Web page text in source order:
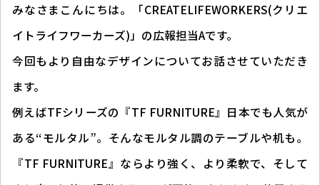
みなさまこんにちは。「CREATELIFEWORKERS(クリエ
イトライフワーカーズ)」の広報担当Aです。
今回もより自由なデザインについてお話させていただき
ます。
例えばTFシリーズの『TF FURNITURE』日本でも人気が
ある“モルタル”。そんなモルタル調のテーブルや机も。
『TF FURNITURE』ならより強く、より柔軟で、そして